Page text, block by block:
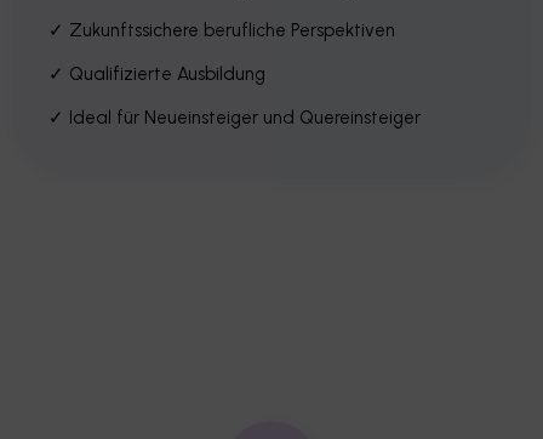
✓ Zukunftssichere berufliche Perspektiven
✓ Qualifizierte Ausbildung
✓ Ideal für Neueinsteiger und Quereinsteiger